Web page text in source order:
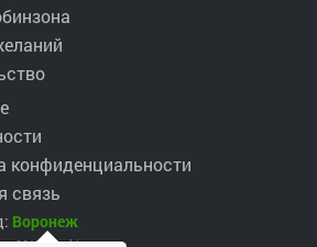
конфиденциальности
связь
Воронеж